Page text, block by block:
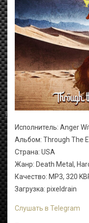
Исполнитель: Anger
Альбом: Through The
Страна: USA
Жанр: Death Metal,
Качество: MP3, 320
Загрузка: pixeldrain
Слушать в Telegram